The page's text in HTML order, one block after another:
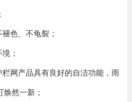
色、不龟裂；
；
网产品具有良好的自洁功能，雨
然一新；